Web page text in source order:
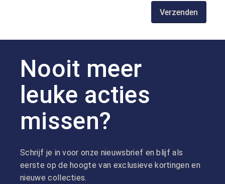
Verzenden
Nooit meer
leuke acties
missen?
Schrijf je in voor onze nieuwsbrief en blijf als
eerste op de hoogte van exclusieve kortingen en
nieuwe collecties.